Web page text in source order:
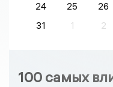
24
25 26
31
1 2
100 самых